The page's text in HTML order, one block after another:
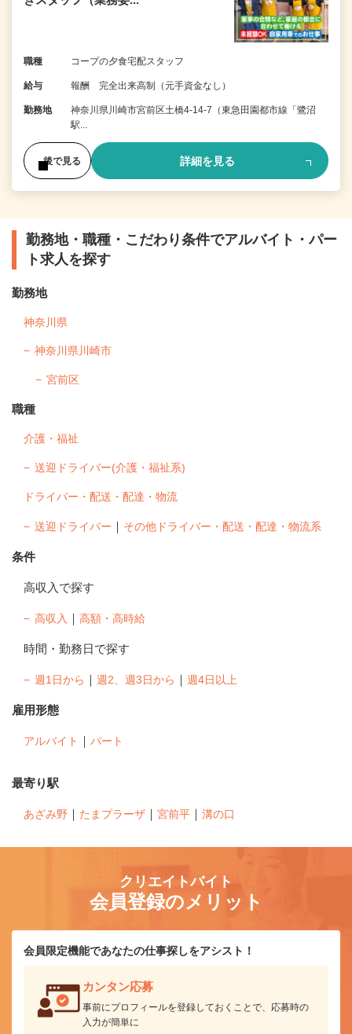
職種 コープの夕食宅配スタッフ
給与 報酬 完全出来高制（元手資金なし）
勤務地
神奈川県川崎市宮前区土橋4-14-7（東急田園都市線「鷺沼
駅...
後で見る 詳細を見る
勤務地・職種・こだわり条件でアルバイト・パー
ト求人を探す
勤務地
神奈川県
神奈川県川崎市
宮前区
職種
介護・福祉
送迎ドライバー(介護・福祉系)
ドライバー・配送・配達・物流
送迎ドライバー ｜ その他ドライバー・配送・配達・物流系
条件
高収入で探す
高収入 ｜ 高額・高時給
時間・勤務日で探す
週1日から ｜ 週2、週3日から ｜ 週4日以上
雇用形態
アルバイト ｜ パート
最寄り駅
あざみ野 ｜ たまプラーザ ｜ 宮前平 ｜ 溝の口
クリエイトバイト
会員登録のメリット
会員限定機能であなたの仕事探しをアシスト！
カンタン応募
事前にプロフィールを登録しておくことで、応募時の
入力が簡単に